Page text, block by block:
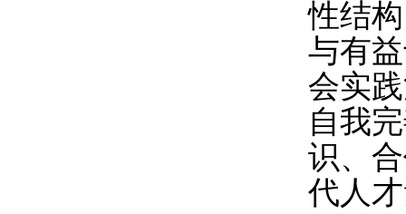
性结
与有
会实
自我
识、
代人